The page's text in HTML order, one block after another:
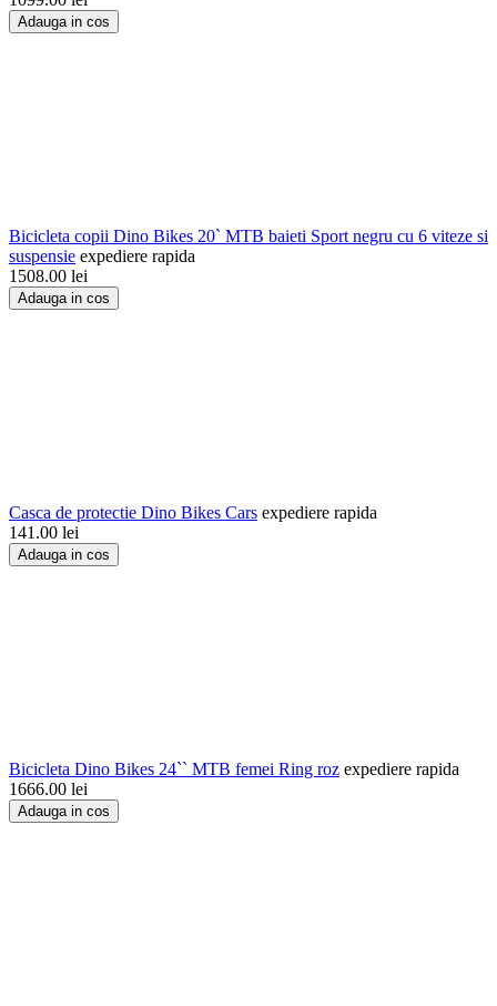
Adauga in cos
Bicicleta copii Dino Bikes 20` MTB baieti Sport negru cu 6 viteze si
suspensie expediere rapida
1508.00 lei
Adauga in cos
Casca de protectie Dino Bikes Cars expediere rapida
141.00 lei
Adauga in cos
Bicicleta Dino Bikes 24`` MTB femei Ring roz expediere rapida
1666.00 lei
Adauga in cos